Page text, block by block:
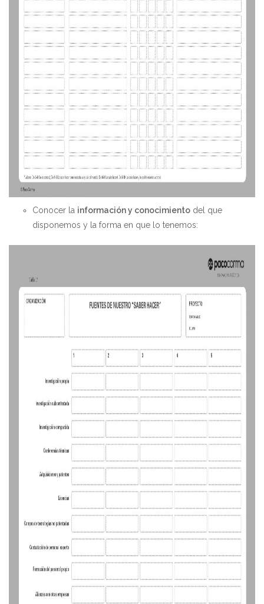
Conocer la información y conocimiento del que
disponemos y la forma en que lo tenemos: